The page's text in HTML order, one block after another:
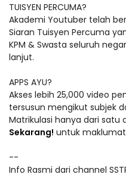
TUISYEN PERCUMA?
Akademi Youtuber telah
Siaran Tuisyen Percuma
KPM & Swasta seluruh
lanjut.
APPS AYU?
Akses lebih 25,000 video
tersusun mengikut subjek
Matrikulasi hanya dari satu
Sekarang! untuk
--
Info Rasmi dari channel SSTP